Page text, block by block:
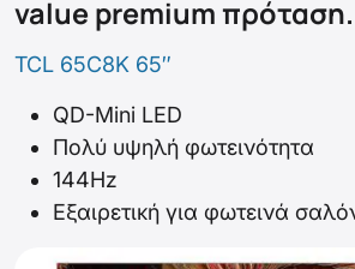
value premium πρόταση.
TCL 65C8K 65″
QD-Mini LED
Πολύ υψηλή φωτεινότητα
144Hz
Εξαιρετική για φωτεινά